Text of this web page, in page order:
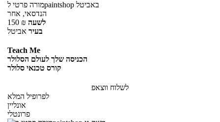
מורה פרטילpaintshop באביטל
הנדסאי, אחר
150 ₪ לשעה
בעיר אביטל
Teach Me
הכניסה שלך לעולם הסלולר
קורס טכנאי סלולר
לשלוח ווצאפ
לפרופיל המלא
אונליין
פרונטלי